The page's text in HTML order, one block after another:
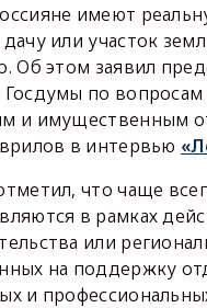
имеют
или участок
Об этом заявил
Госдумы по вопросам
и имущественным
в интервью
что чаще
в рамках
или
на поддержку
и